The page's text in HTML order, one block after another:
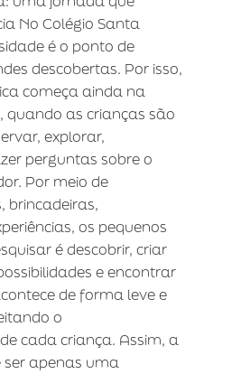
No Colégio Santa
é o ponto de
descobertas. Por isso,
começa ainda na
quando as crianças são
explorar,
perguntas sobre o
Por meio de
brincadeiras,
os pequenos
é descobrir, criar
e encontrar
de forma leve e
o
cada criança. Assim, a
ser apenas uma